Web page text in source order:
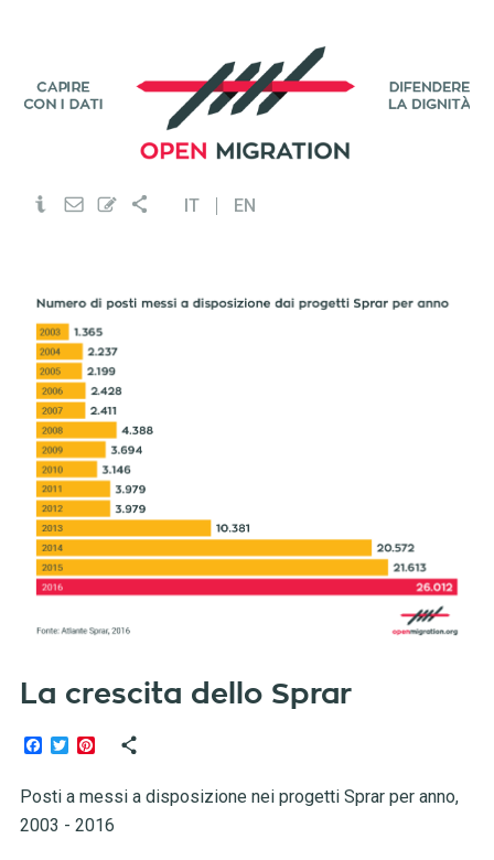
IT EN
La crescita dello Sprar
Facebook
TwitterPinterest
Posti a messi a disposizione nei progetti Sprar per anno,
2003 - 2016